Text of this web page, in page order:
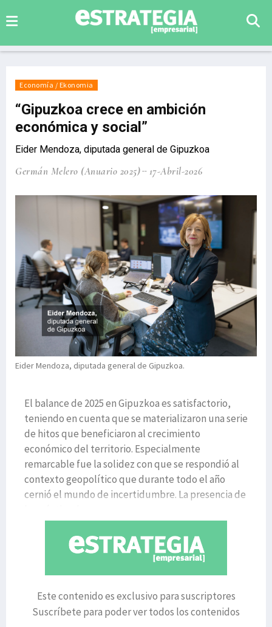
Economía / Ekonomia
“Gipuzkoa crece en ambición
económica y social”
Eider Mendoza, diputada general de Gipuzkoa
Germán Melero (Anuario 2025) 17-Abril-2026
Eider Mendoza, diputada general de Gipuzkoa.
El balance de 2025 en Gipuzkoa es satisfactorio,
teniendo en cuenta que se materializaron una serie
de hitos que beneficiaron al crecimiento
económico del territorio. Especialmente
remarcable fue la solidez con que se respondió al
contexto geopolítico que durante todo el año
cernió el mundo de incertidumbre. La presencia de
Este contenido es exclusivo para suscriptores
Suscríbete para poder ver todos los contenidos